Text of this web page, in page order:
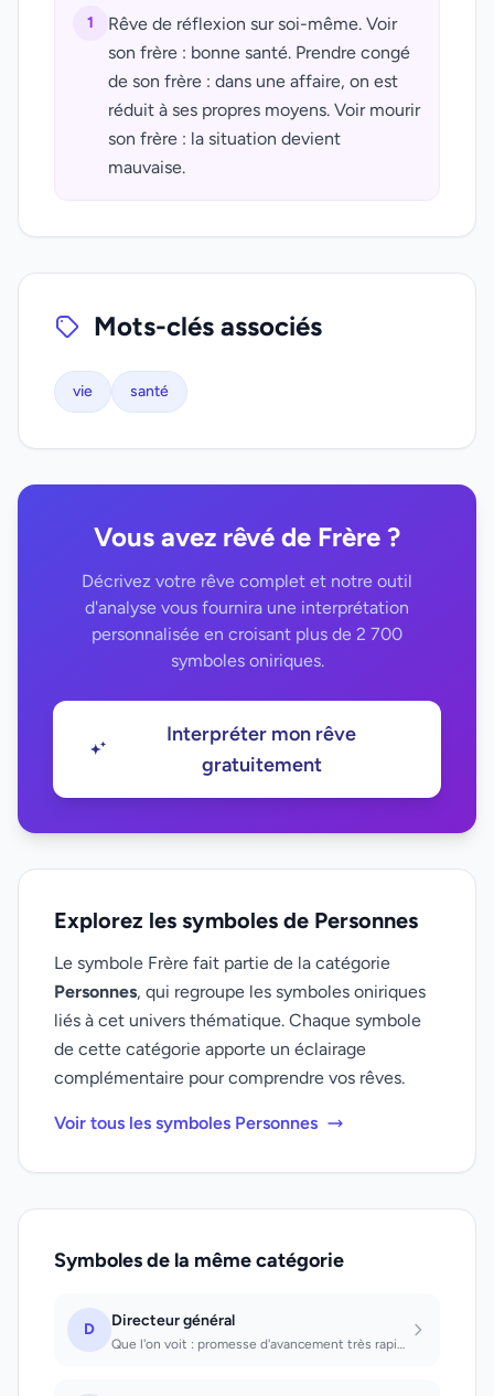
1
Rêve de réflexion sur soi-même. Voir
son frère : bonne santé. Prendre congé
de son frère : dans une affaire, on est
réduit à ses propres moyens. Voir mourir
son frère : la situation devient
mauvaise.
Mots-clés associés
vie santé
Vous avez rêvé de Frère ?
Décrivez votre rêve complet et notre outil
d'analyse vous fournira une interprétation
personnalisée en croisant plus de 2 700
symboles oniriques.
Interpréter mon rêve
gratuitement
Explorez les symboles de Personnes
Le symbole Frère fait partie de la catégorie
Personnes, qui regroupe les symboles oniriques
liés à cet univers thématique. Chaque symbole
de cette catégorie apporte un éclairage
complémentaire pour comprendre vos rêves.
Voir tous les symboles Personnes
Symboles de la même catégorie
D Directeur général
Que l'on voit : promesse d'avancement très rapide. Que l'on est : on gagnera bie...